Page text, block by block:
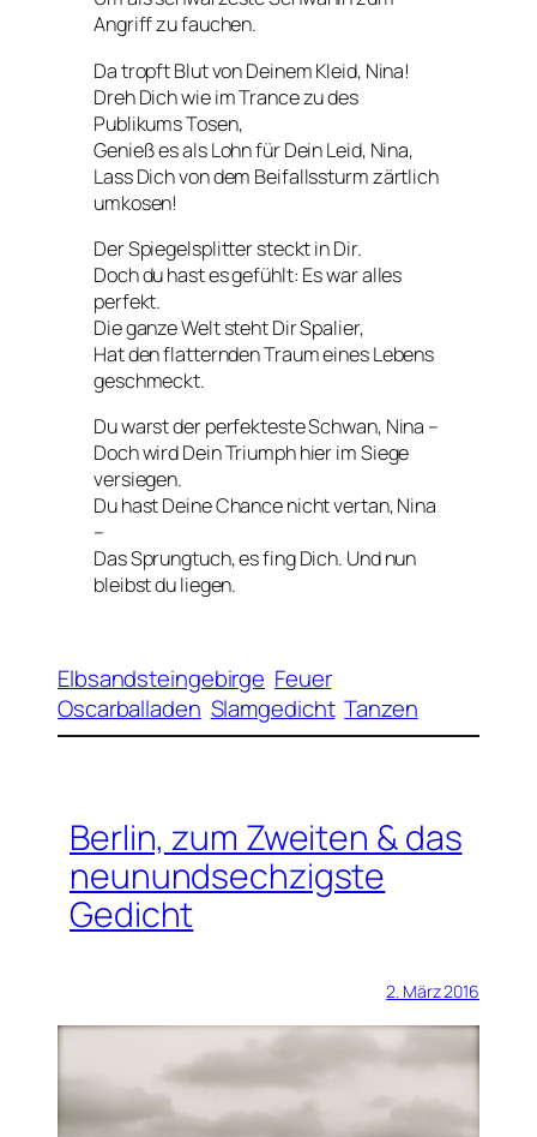
Angriff zu fauchen.
Da tropft Blut von Deinem Kleid, Nina!
Dreh Dich wie im Trance zu des
Publikums Tosen,
Genieß es als Lohn für Dein Leid, Nina,
Lass Dich von dem Beifallssturm zärtlich
umkosen!
Der Spiegelsplitter steckt in Dir.
Doch du hast es gefühlt: Es war alles
perfekt.
Die ganze Welt steht Dir Spalier,
Hat den flatternden Traum eines Lebens
geschmeckt.
Du warst der perfekteste Schwan, Nina –
Doch wird Dein Triumph hier im Siege
versiegen.
Du hast Deine Chance nicht vertan, Nina
–
Das Sprungtuch, es fing Dich. Und nun
bleibst du liegen.
Elbsandsteingebirge Feuer
Oscarballaden Slamgedicht Tanzen
Berlin, zum Zweiten & das
neunundsechzigste
Gedicht
2. März 2016